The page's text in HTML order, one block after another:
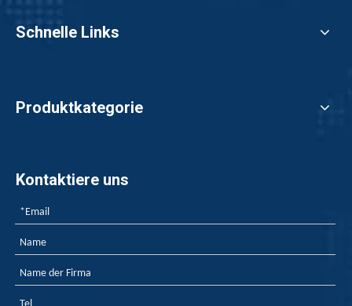
Schnelle Links
Produktkategorie
Kontaktiere uns